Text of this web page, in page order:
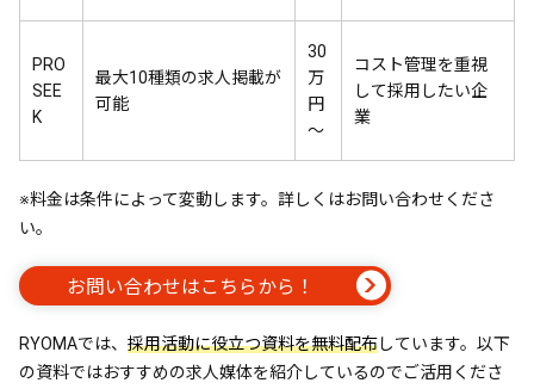
PRO
SEE
K
最大10種類の求人掲載が
可能
30
万
円
〜
コスト管理を重視
して採用したい企
業
※料金は条件によって変動します。詳しくはお問い合わせくださ
い。
お問い合わせはこちらから！
RYOMAでは、 採用活動に役立つ資料を無料配布しています。以下
の資料ではおすすめの求人媒体を紹介しているのでご活用くださ